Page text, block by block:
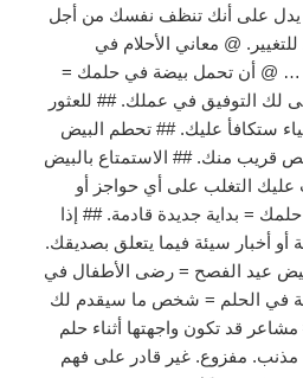
يدل على أنك تنظف نفسك من أجل
@ معاني الأحلام في
… @ أن تحمل بيضة في حلمك =
لك التوفيق في عملك. ## للعثور
ستكافأ عليك. ## تحطم البيض
منك. ## الاستمتاع بالبيض
التغلب على أي حواجز أو
= بداية جديدة قادمة. ## إذا
أخبار سيئة فيما يتعلق بصديقك.
عيد الفصح = رضى الأطفال في
في الحلم = شخص ما سيقدم لك
قد تكون واجهتها أثناء حلم
مفزوع. غير قادر على فهم